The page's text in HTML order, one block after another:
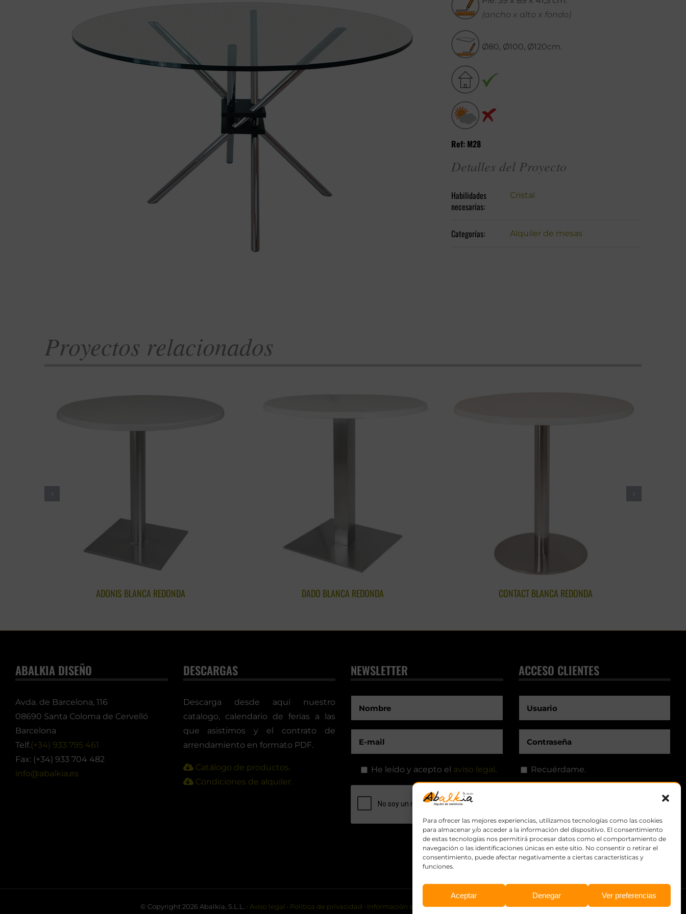
Para ofrecer las mejores experiencias, utilizamos tecnologías como las cookies
para almacenar y/o acceder a la información del dispositivo. El consentimiento
de estas tecnologías nos permitirá procesar datos como el comportamiento de
navegación o las identificaciones únicas en este sitio. No consentir o retirar el
consentimiento, puede afectar negativamente a ciertas características y
funciones.
Aceptar Denegar Ver preferencias
(ancho x alto x fondo)
Ø80, Ø100, Ø120cm.
Ref: M28
Detalles del Proyecto
Habilidades
necesarias:
Cristal
Categorías: Alquiler de mesas
Proyectos relacionados
ADONIS BLANCA REDONDA DADO BLANCA REDONDA CONTACT BLANCA REDONDA
ABALKIA DISEÑO
Avda. de Barcelona, 116
08690 Santa Coloma de Cervelló
Barcelona
Telf.(+34) 933 795 461
Fax: (+34) 933 704 482
info@abalkia.es
DESCARGAS
Descarga desde aquí nuestro
catalogo, calendario de ferias a las
que asistimos y el contrato de
arrendamiento en formato PDF.
Catálogo de productos.
Condiciones de alquiler.
NEWSLETTER
He leído y acepto el aviso legal.
ACCESO CLIENTES
Recuérdame.
© Copyright2026 Abalkia, S.L.L. · Aviso legal · Política de privacidad · Información sobre cookies·Diseño web: qualitystudio